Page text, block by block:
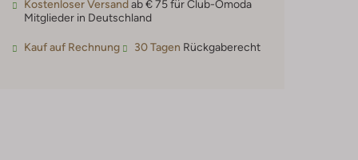
Kostenloser Versandab € 75 für Club-Omoda
Mitglieder in Deutschland
Kauf auf Rechnung 30 Tagen Rückgaberecht